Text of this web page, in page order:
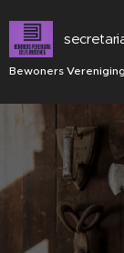
Bewoners